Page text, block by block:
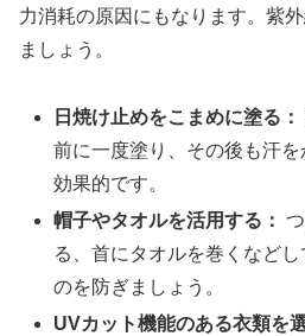
力消耗の原因にもなります。紫
ましょう。
日焼け止めをこまめに塗る：
前に一度塗り、その後も汗
効果的です。
帽子やタオルを活用する：
る、首にタオルを巻くなど
のを防ぎましょう。
UVカット機能のある衣類を